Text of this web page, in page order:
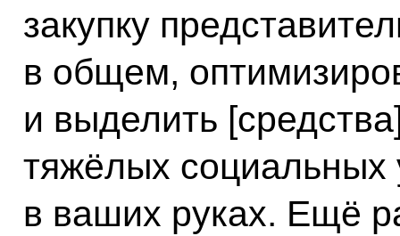
закупку
в общем,
и выделить
тяжёлых социальных
в ваших руках. Ещё